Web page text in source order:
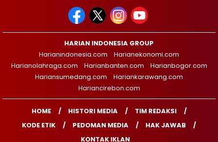
HARIAN INDONESIA GROUP
Harianindonesia.com
Harianekonomi.com
Harianolahraga.com
Harianbanten.com
Harianbogor.com
Hariansumedang.com
Hariankarawang.com
Hariancirebon.com
HOME HISTORI MEDIA
TIM REDAKSI
KODE ETIK
PEDOMAN MEDIA
HAK JAWAB
KONTAK IKLAN